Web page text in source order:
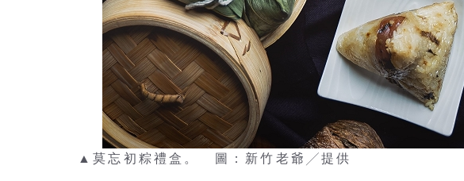
▲莫忘初粽禮盒。 圖：新竹老爺╱提供